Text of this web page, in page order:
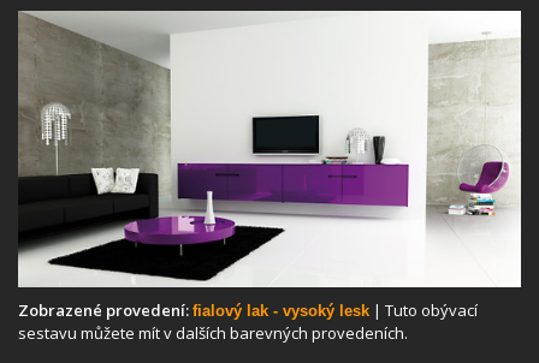
Zobrazené provedení: fialový lak - vysoký lesk | Tuto obývací
sestavu můžete mít v dalších barevných provedeních.